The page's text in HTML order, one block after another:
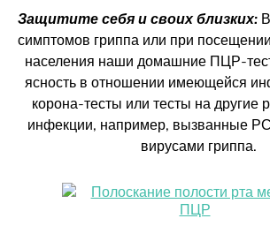
Защитите себя и своих близких:В
симптомов гриппа или при
населения наши домашние ПЦР-
ясность в отношении имеющейся
корона-тесты или тесты на другие
инфекции, например, вызванные
вирусами гриппа.